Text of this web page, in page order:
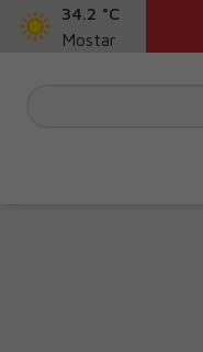
34.2 °C
Mostar